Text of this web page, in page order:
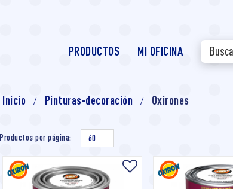
PRODUCTOS MI OFICINA
Inicio Pinturas-decoración Oxirones
Productos por página: 60